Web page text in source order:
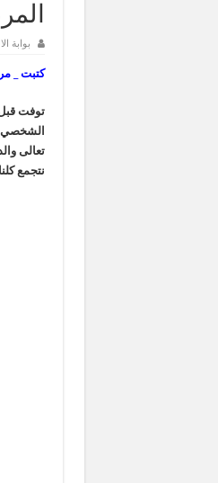
بوابة
كتبت _
توفت
الشخصي
تعالى
نتجمع